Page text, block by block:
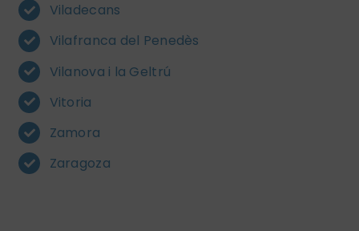
Viladecans
Vilafranca del Penedès
Vilanova i la Geltrú
Vitoria
Zamora
Zaragoza